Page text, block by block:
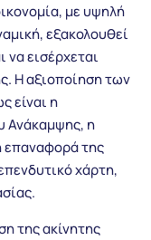
με υψηλή
εξακολουθεί
να εισέρχεται
Η αξιοποίηση των
είναι η
Ανάκαμψης, η
επαναφορά της
χάρτη,
της ακίνητης